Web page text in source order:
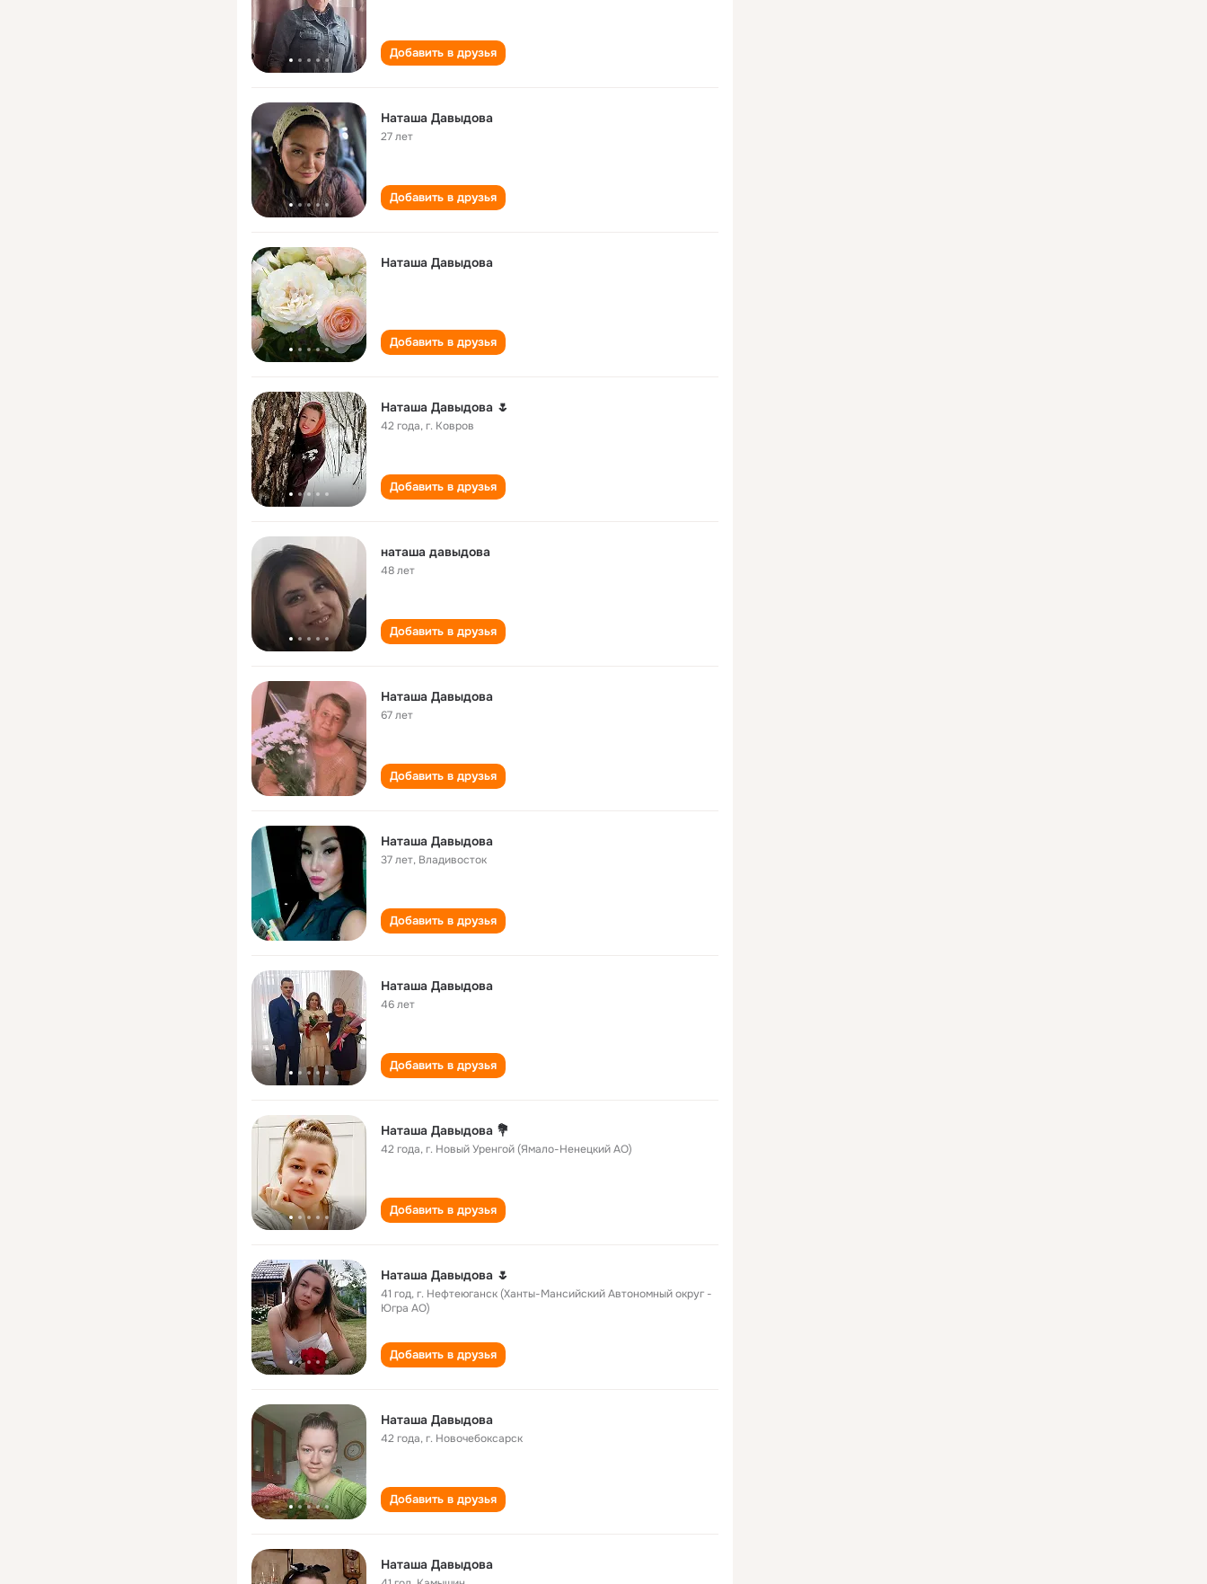
Добавить в друзья
Наташа Давыдова
27 лет
Добавить в друзья
Наташа Давыдова
Добавить в друзья
Наташа Давыдова 🌷
42 года,г. Ковров
Добавить в друзья
наташа давыдова
48 лет
Добавить в друзья
Наташа Давыдова
67 лет
Добавить в друзья
Наташа Давыдова
37 лет, Владивосток
Добавить в друзья
Наташа Давыдова
46 лет
Добавить в друзья
Наташа Давыдова 💐
42 года,г. Новый Уренгой (Ямало-Ненецкий АО)
Добавить в друзья
Наташа Давыдова 🌷
41 год,г. Нефтеюганск (Ханты-Мансийский Автономный округ -
Югра АО)
Добавить в друзья
Наташа Давыдова
42 года,г. Новочебоксарск
Добавить в друзья
Наташа Давыдова